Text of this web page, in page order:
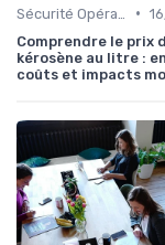
•
Comprendre le prix
kérosène au litre :
coûts et impacts